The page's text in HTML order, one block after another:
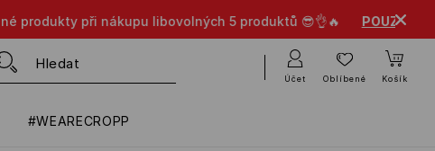
POUZE V APLIKACI
#WEARECROPP
Účet Oblíbené Košík